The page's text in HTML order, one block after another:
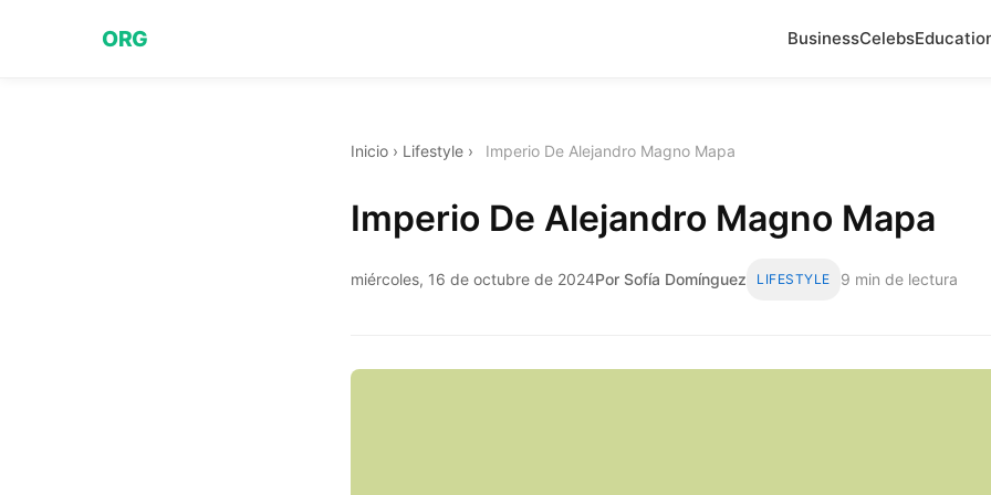
ORG BusinessCelebs
Inicio › Lifestyle › Imperio De Alejandro Magno Mapa
Imperio De Alejandro Magno Mapa
miércoles, 16 de octubre de 2024Por Sofía Domínguez LIFESTYLE 9 min de lectura